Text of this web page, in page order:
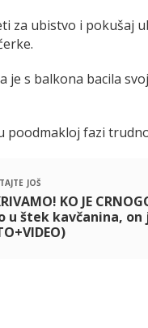
za ubistvo i pokušaj
je s balkona bacila
poodmakloj fazi
još
KO JE
u štek kavčanina, on